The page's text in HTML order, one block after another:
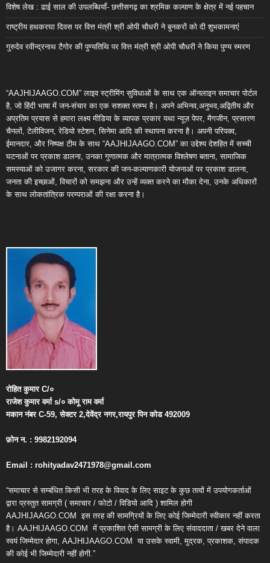
विशेष लेख : ढाई साल की उपलब्धियाँ- छत्तीसगढ़ का श्रमिक कल्याण के क्षेत्र में नई पहचान
राष्ट्रीय हथकरघा दिवस पर वित्त मंत्री श्री ओपी चौधरी ने बुनकरों को दी शुभकामनाएं
गुरुदेव रवीन्द्रनाथ टैगोर की पुण्यतिथि पर वित्त मंत्री श्री ओपी चौधरी ने किया पुण्य स्मरण
“AAJHIJAAGO.COM” लाइव स्ट्रीमिंग सुविधाओं के साथ एक ऑनलाइन समाचार पोर्टल
है, जो हिंदी भाषा में जन-संचार का एक सशक्त स्तम्भ है। अपने अभिनव,अनुभव,अद्वितीय और
अप्रतिम प्रयास से हमारा लक्ष्य मीडिया के व्यापक प्रकार यथा न्यूज़ पेपर, मैगजीन, प्रसारण
चैनलों, टेलीविजन, रेडियो स्टेशन, सिनेमा आदि की स्थापना करना है। अपनी परिपक्व,
ईमानदार, और निष्पक्ष टीम के साथ “AAJHIJAAGO.COM” का उद्देश्य देशहित में सच्ची
घटनाओं पर प्रकाश डालना, उनका गुणात्मक और मात्रात्मक विश्लेषण बताना, सामाजिक
समस्याओं को उजागर करना, सरकार की जन-कल्याणकारी योजनाओं पर प्रकाश डालना,
जनता की इच्छाओं, विचारों को समझना और उन्हें व्यक्त करने का मौका देना, उनके अधिकारों
के साथ लोकतांत्रिक परम्पराओं की रक्षा करना है।
रोहित कुमारC/०
राजेश कुमार वर्माs/० कोमू राम वर्मा
मकान नंबरC-59,सेक्टर2,देवेंद्र नगर,रायपुर पिन कोड492009
फ़ोन न. : 9982192094
Email : rohityadav2471978@gmail.com
“समाचार से सम्बंधित किसी भी तरह के विवाद के लिए साइट के कुछ तत्वों में उपयोगकर्ताओं
द्वारा प्रस्तुत सामग्री ( समाचार / फोटो / विडियो आदि ) शामिल होगी
AAJHIJAAGO.COM इस तरह की सामग्रियों के लिए कोई जिम्मेदारी स्वीकार नहीं करता
है। AAJHIJAAGO.COM में प्रकाशित ऐसी सामग्री के लिए संवाददाता / खबर देने वाला
स्वयं जिम्मेदार होगा, AAJHIJAAGO.COM या उसके स्वामी, मुद्रक, प्रकाशक, संपादक
की कोई भी जिम्मेदारी नहीं होगी.”